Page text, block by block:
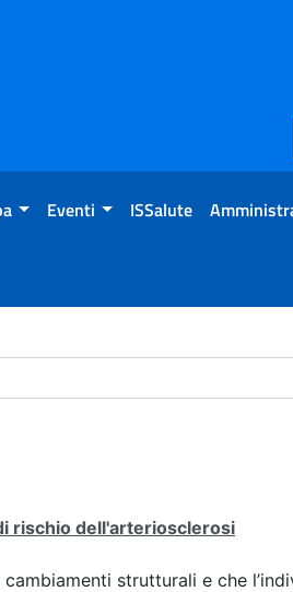
Eventi ISSalute
rischio dell'arteriosclerosi
strutturali e che